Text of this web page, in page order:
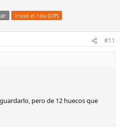
Inició el hilo (OP)
#11
pero de 12 huecos que